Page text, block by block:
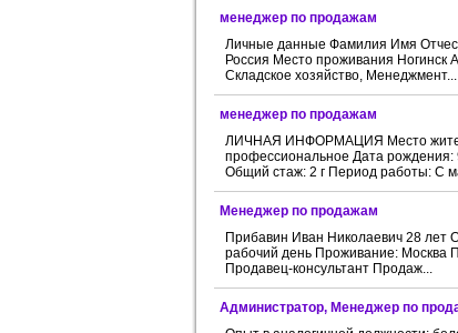
менеджер по продажам
Личные данные Фамилия Имя
Россия Место проживания Ногинск
Складское хозяйство, Менеджмент...
менеджер по продажам
ЛИЧНАЯ ИНФОРМАЦИЯ Место
профессиональное Дата
Общий стаж: 2 г Период работы: С
Менеджер по продажам
Прибавин Иван Николаевич 28 лет
рабочий день Проживание: Москва
Продавец-консультант Продаж...
Администратор, Менеджер по